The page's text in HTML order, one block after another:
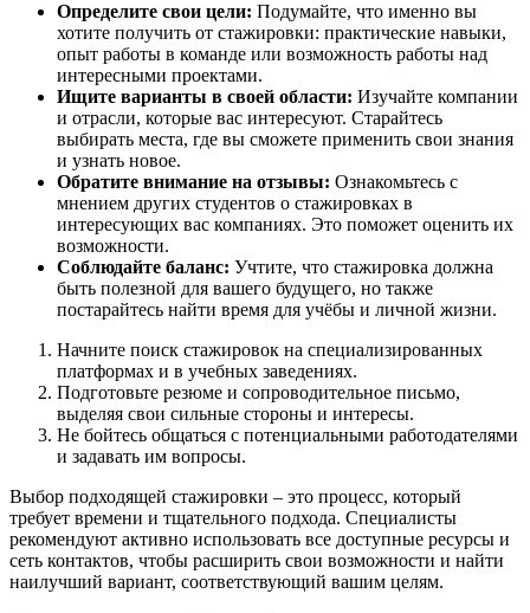
Определите свои цели: Подумайте, что именно вы
хотите получить от стажировки: практические навыки,
опыт работы в команде или возможность работы над
интересными проектами.
Ищите варианты в своей области: Изучайте компании
и отрасли, которые вас интересуют. Старайтесь
выбирать места, где вы сможете применить свои знания
и узнать новое.
Обратите внимание на отзывы: Ознакомьтесь с
мнением других студентов о стажировках в
интересующих вас компаниях. Это поможет оценить их
возможности.
Соблюдайте баланс: Учтите, что стажировка должна
быть полезной для вашего будущего, но также
постарайтесь найти время для учёбы и личной жизни.
Начните поиск стажировок на специализированных
платформах и в учебных заведениях.
Подготовьте резюме и сопроводительное письмо,
выделяя свои сильные стороны и интересы.
Не бойтесь общаться с потенциальными работодателями
и задавать им вопросы.
Выбор подходящей стажировки – это процесс, который
требует времени и тщательного подхода. Специалисты
рекомендуют активно использовать все доступные ресурсы и
сеть контактов, чтобы расширить свои возможности и найти
наилучший вариант, соответствующий вашим целям.